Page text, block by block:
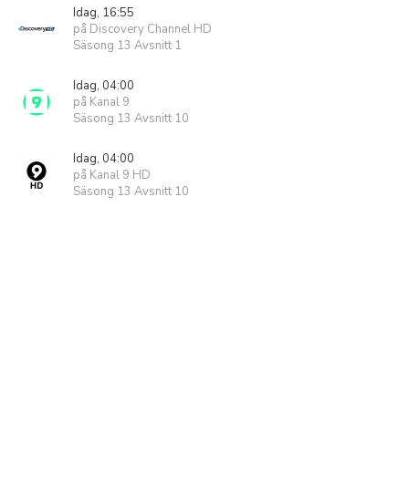
Idag, 16:55
på Discovery Channel HD
Säsong 13 Avsnitt 1
Idag, 04:00
på Kanal 9
Säsong 13 Avsnitt 10
Idag, 04:00
på Kanal 9 HD
Säsong 13 Avsnitt 10